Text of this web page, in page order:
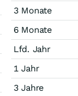
3 Monate
6 Monate
Lfd. Jahr
1 Jahr
3 Jahre